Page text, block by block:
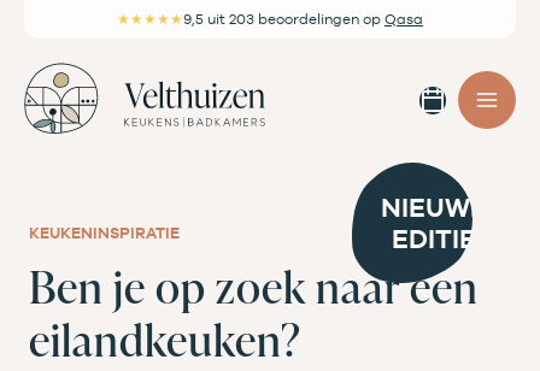
inhoud
★★★★★9,5 uit 203 beoordelingen op Qasa
maken
KEUKENINSPIRATIE
Ben je op zoek naar een
eilandkeuken?
NIEUWE
EDITIE